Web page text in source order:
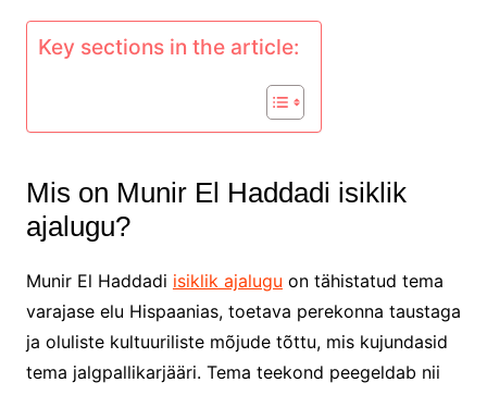
Key sections in the article:
Mis on Munir El Haddadi isiklik
ajalugu?
Munir El Haddadi isiklik ajalugu on tähistatud tema
varajase elu Hispaanias, toetava perekonna taustaga
ja oluliste kultuuriliste mõjude tõttu, mis kujundasid
tema jalgpallikarjääri. Tema teekond peegeldab nii